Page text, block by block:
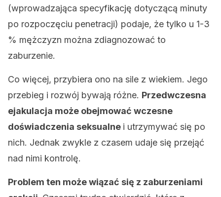
(wprowadzająca specyfikację dotyczącą minuty
po rozpoczęciu penetracji) podaje, że tylko u 1-3
% mężczyzn można zdiagnozować to
zaburzenie.
Co więcej, przybiera ono na sile z wiekiem. Jego
przebieg i rozwój bywają różne. Przedwczesna
ejakulacja może obejmować wczesne
doświadczenia seksualne i utrzymywać się po
nich. Jednak zwykle z czasem udaje się przejąć
nad nimi kontrolę.
Problem ten może wiązać się z zaburzeniami